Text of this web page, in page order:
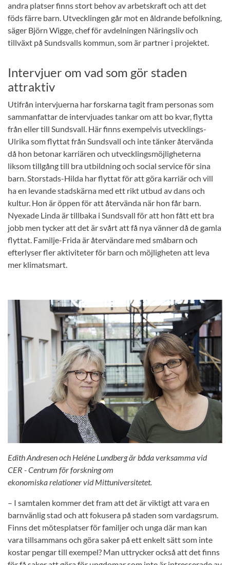
andra platser finns stort behov av arbetskraft och att det
föds färre barn. Utvecklingen går mot en åldrande befolkning,
säger Björn Wigge, chef för avdelningen Näringsliv och
tillväxt på Sundsvalls kommun, som är partner i projektet.
Intervjuer om vad som gör staden
attraktiv
Utifrån intervjuerna har forskarna tagit fram personas som
sammanfattar de intervjuades tankar om att bo kvar, flytta
från eller till Sundsvall. Här finns exempelvis utvecklings-
Ulrika som flyttat från Sundsvall och inte tänker återvända
då hon betonar karriären och utvecklingsmöjligheterna
liksom tillgång till bra utbildning och social service för sina
barn. Storstads-Hilda har flyttat för att göra karriär och vill
ha en levande stadskärna med ett rikt utbud av dans och
kultur. Hon är öppen för att återvända när hon får barn.
Nyexade Linda är tillbaka i Sundsvall för att hon fått ett bra
jobb men tycker att det är svårt att få nya vänner då de gamla
flyttat. Familje-Frida är återvändare med småbarn och
efterlyser fler aktiviteter för barn och möjligheten att leva
mer klimatsmart.
Edith Andresen och Heléne Lundberg är båda verksamma vid
CER - Centrum för forskning om
ekonomiska relationer vid Mittuniversitetet.
– I samtalen kommer det fram att det är viktigt att vara en
barnvänlig stad och att fokusera på staden som vardagsrum.
Finns det mötesplatser för familjer och unga där man kan
vara tillsammans och göra saker på ett enkelt sätt som inte
kostar pengar till exempel? Man uttrycker också att det finns